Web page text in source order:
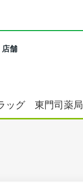
店舗
ッグ 東門司薬局